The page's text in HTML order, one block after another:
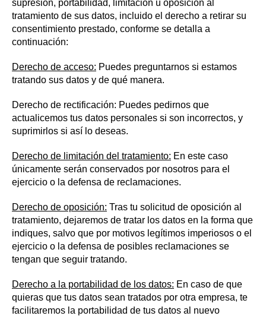
supresión, portabilidad, limitación u oposición al
tratamiento de sus datos, incluido el derecho a retirar su
consentimiento prestado, conforme se detalla a
continuación:
Derecho de acceso: Puedes preguntarnos si estamos
tratando sus datos y de qué manera.
Derecho de rectificación: Puedes pedirnos que
actualicemos tus datos personales si son incorrectos, y
suprimirlos si así lo deseas.
Derecho de limitación del tratamiento: En este caso
únicamente serán conservados por nosotros para el
ejercicio o la defensa de reclamaciones.
Derecho de oposición: Tras tu solicitud de oposición al
tratamiento, dejaremos de tratar los datos en la forma que
indiques, salvo que por motivos legítimos imperiosos o el
ejercicio o la defensa de posibles reclamaciones se
tengan que seguir tratando.
Derecho a la portabilidad de los datos: En caso de que
quieras que tus datos sean tratados por otra empresa, te
facilitaremos la portabilidad de tus datos al nuevo